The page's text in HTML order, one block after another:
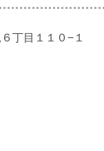
丁目１１０−１